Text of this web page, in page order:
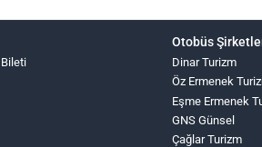
Otobüs
Dinar Turizm
Öz Ermenek
Eşme Ermenek
GNS Günsel
Çağlar Turizm